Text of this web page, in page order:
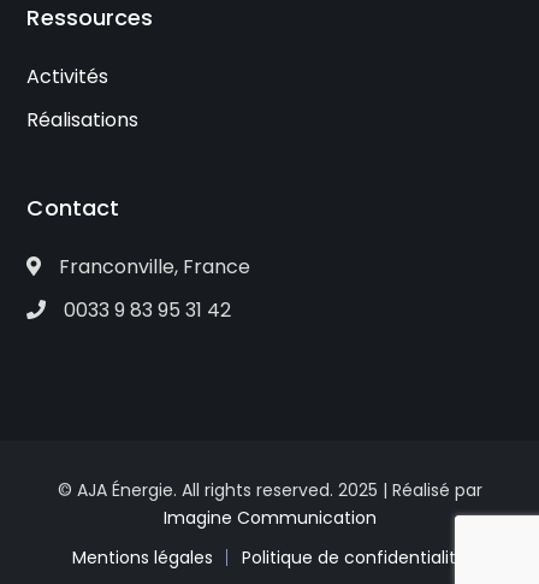
Ressources
Activités
Réalisations
Contact
Franconville, France
0033 9 83 95 31 42
© AJA Énergie. All rights reserved. 2025 | Réalisé par
Imagine Communication
Mentions légales
Politique de confidentialité